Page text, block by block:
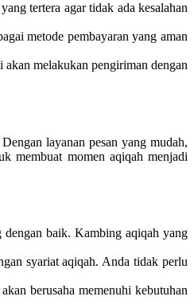
tertera agar tidak ada kesalahan
metode pembayaran yang aman
melakukan pengiriman dengan
layanan pesan yang mudah,
membuat momen aqiqah menjadi
baik. Kambing aqiqah yang
syariat aqiqah. Anda tidak perlu
berusaha memenuhi kebutuhan